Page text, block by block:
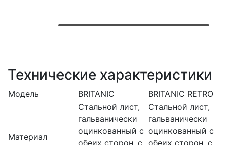
Технические характеристики
Модель BRITANIC BRITANIC RETRO
Материал
Стальной лист,
гальванически
оцинкованный с
обеих сторон, с
Стальной лист,
гальванически
оцинкованный с
обеих сторон, с